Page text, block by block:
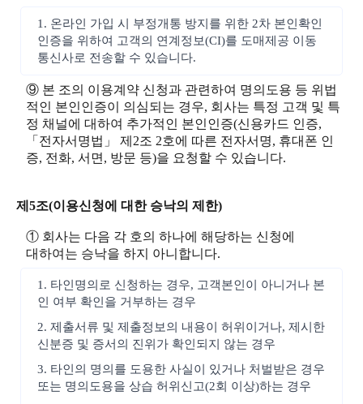
1. 온라인 가입 시 부정개통 방지를 위한 2차 본인확인
인증을 위하여 고객의 연계정보(CI)를 도매제공 이동
통신사로 전송할 수 있습니다.
⑨ 본 조의 이용계약 신청과 관련하여 명의도용 등 위법
적인 본인인증이 의심되는 경우, 회사는 특정 고객 및 특
정 채널에 대하여 추가적인 본인인증(신용카드 인증,
「전자서명법」 제2조 2호에 따른 전자서명, 휴대폰 인
증, 전화, 서면, 방문 등)을 요청할 수 있습니다.
제5조(이용신청에 대한 승낙의 제한)
① 회사는 다음 각 호의 하나에 해당하는 신청에
대하여는 승낙을 하지 아니합니다.
1. 타인명의로 신청하는 경우, 고객본인이 아니거나 본
인 여부 확인을 거부하는 경우
2. 제출서류 및 제출정보의 내용이 허위이거나, 제시한
신분증 및 증서의 진위가 확인되지 않는 경우
3. 타인의 명의를 도용한 사실이 있거나 처벌받은 경우
또는 명의도용을 상습 허위신고(2회 이상)하는 경우